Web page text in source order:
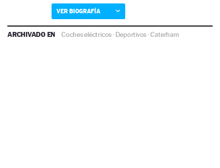
VER BIOGRAFÍA
ARCHIVADO EN Coches eléctricos ·Deportivos ·Caterham